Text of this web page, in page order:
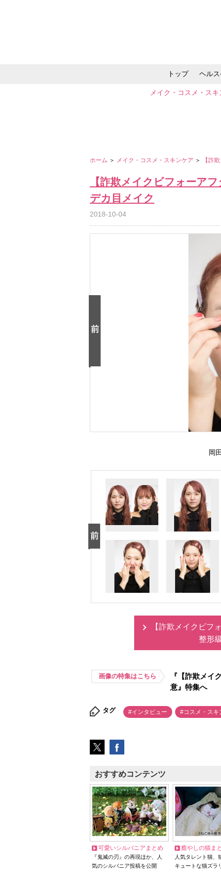
トップ ヘル
メイク・コスメ・ス
ホーム ＞ メイク・コスメ・スキンケア ＞ 【詐
【詐欺メイクビフォーア
デカ目メイク
2018-10-04
岡
【詐欺メイクビフ
整形
画像の特集はこちら
『【詐欺メイ
意』特集へ
タグ #インタビュー #コスメ・スキ
おすすめコンテンツ
可愛いシルバニアまとめ
『鬼滅の刃』の再現ほか、人
気のシルバニア投稿を公開
癒やしの猫ま
人気タレント猫
キュートな猫ズラ